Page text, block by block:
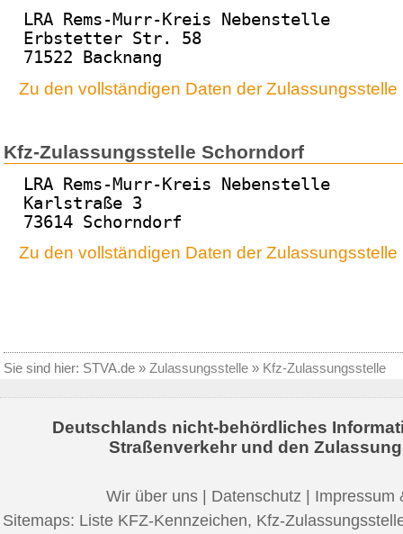
LRA Rems-Murr-Kreis Nebenstelle
Erbstetter Str. 58
71522 Backnang
Zu den vollständigen Daten der
Kfz-Zulassungsstelle Schorndorf
LRA Rems-Murr-Kreis Nebenstelle
Karlstraße 3
73614 Schorndorf
Zu den vollständigen Daten der Zulassungsstelle
Sie sind hier: STVA.de » Zulassungsstelle » Kfz-Zulassungsstelle
Deutschlands nicht-behördliches
Straßenverkehr und den
Wir über uns | Datenschutz | Impressum
Sitemaps: Liste KFZ-Kennzeichen, Kfz-